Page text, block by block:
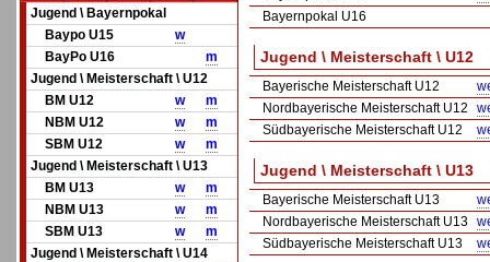
Jugend \ Bayernpokal
Baypo U15
w
BayPo U16
m
Jugend \ Meisterschaft \ U12
BM U12
w
m
NBM U12
w
m
SBM U12
w
m
Jugend \ Meisterschaft \ U13
BM U13
w
m
NBM U13
w
m
SBM U13
w
m
Jugend \ Meisterschaft \ U14
Bayernpokal U16
Jugend \ Meisterschaft \ U12
Bayerische Meisterschaft U12
Nordbayerische Meisterschaft U12
Südbayerische Meisterschaft U12
Jugend \ Meisterschaft \ U13
Bayerische Meisterschaft U13
Nordbayerische Meisterschaft U13
Südbayerische Meisterschaft U13